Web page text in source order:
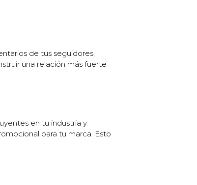
de tus seguidores,
una relación más fuerte
en tu industria y
para tu marca. Esto